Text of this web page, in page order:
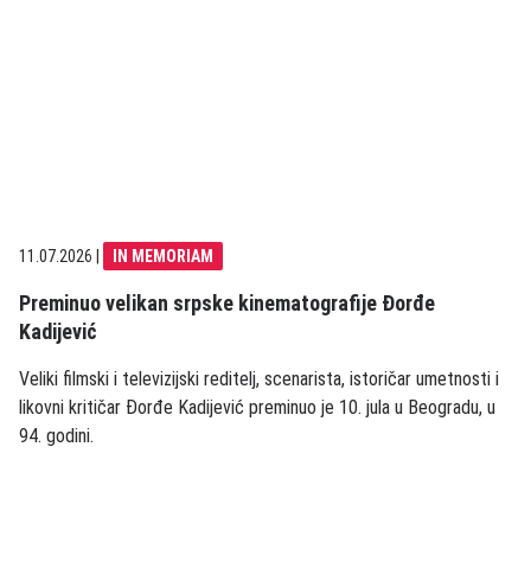
11.07.2026 IN MEMORIAM
Preminuo velikan srpske kinematografije Đorđe
Kadijević
Veliki filmski i televizijski reditelj, scenarista, istoričar umetnosti i
likovni kritičar Đorđe Kadijević preminuo je 10. jula u Beogradu, u
94. godini.